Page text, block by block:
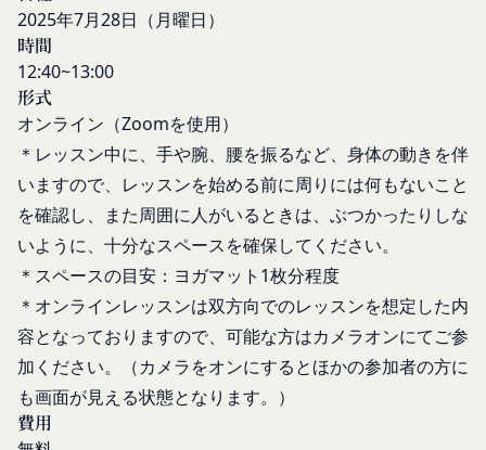
2025年7月28日（月曜日）
時間
12:40~13:00
形式
オンライン（Zoomを使用）
＊レッスン中に、手や腕、腰を振るなど、身体の動きを伴
いますので、レッスンを始める前に周りには何もないこと
を確認し、また周囲に人がいるときは、ぶつかったりしな
いように、十分なスペースを確保してください。
＊スペースの目安：ヨガマット1枚分程度
＊オンラインレッスンは双方向でのレッスンを想定した内
容となっておりますので、可能な方はカメラオンにてご参
加ください。（カメラをオンにするとほかの参加者の方に
も画面が見える状態となります。）
費用
当社は、Facebook、Googleアカウント、Twitter
を利用した認証にあたり、当該外部サービス運営会
法律上の理由
お客様の居住国内外において、法律、規則、法的手
段または公的もしくは政府機関からの要求により、
当社がお客様情報の全部または一部を開示すること
が必要になる場合があります。
当社は、国家安全保障、法の執行またはその他の交
易の実現のために必要または適切であると判断した
場合、お客様情報の全部または一部を公開すること
があります。
当社は、当社の利用規約の執行、当社の運営または
お客様の保護のために、開示が合理的に必要である
申し込みが行われた場合には、登録手続きにおいて
のとみなします。
れかの事由に該当する場合は、登録を拒否すること
があります。
当社に提供された登録情報の全部又は一部につ
き虚偽、誤記又は記載漏れがあった場合
当該登録希望者が、本サービス又は当社が提供
するその他のサービスの利用に際して、過去に
アカウント削除等の利用停止措置を受けたこと
があり、又は現在受けている場合
未成年者、成年被後見人、被保佐人又は被補助
人のいずれかであって、法定代理人、後見人､保
佐人又は補助人の同意等を得ていなかった場合